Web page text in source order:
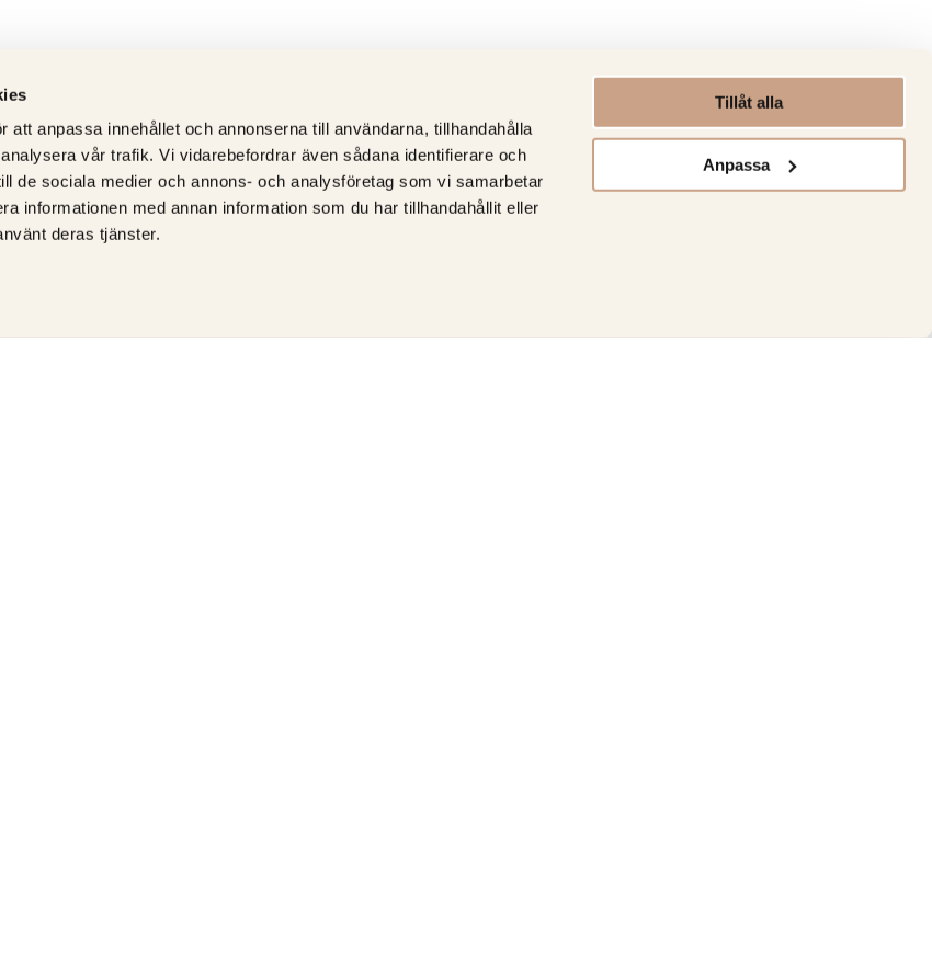
att anpassa innehållet och annonserna till användarna, tillhandahålla
vår trafik. Vi vidarebefordrar även sådana identifierare och
de sociala medier och annons- och analysföretag som vi samarbetar
informationen med annan information som du har tillhandahållit eller
deras tjänster.
Tillåt alla
Anpassa